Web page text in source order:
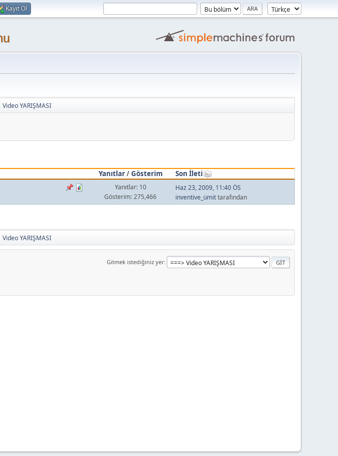
Kayıt Ol
Video YARIŞMASI
Yanıtlar/Gösterim
Son İleti
Yanıtlar: 10
Gösterim: 275,466
Haz 23, 2009, 11:40 ÖS
inventive_ümittarafından
Video YARIŞMASI
Gitmek istediğiniz yer